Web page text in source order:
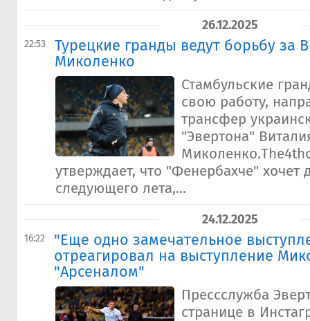
26.12.2025
22:53
Турецкие гранды ведут борьбу за
Миколенко
Стамбульские
свою работу,
трансфер
"Эвертона"
утверждает, что "Фенербахче" хочет
следующего лета,...
24.12.2025
16:22
"Еще одно замечательное
отреагировал на выступление
"Арсеналом"
Прессслужба
странице в